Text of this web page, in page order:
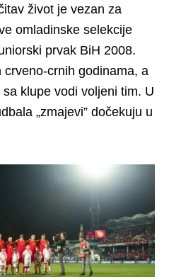
život je vezan za
omladinske selekcije
prvak BiH 2008.
crnih godinama, a
klupe vodi voljeni tim. U
„zmajevi” dočekuju u